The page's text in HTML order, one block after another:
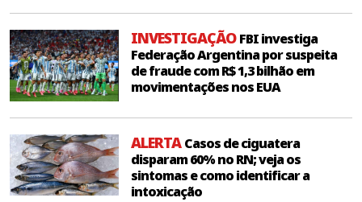
INVESTIGAÇÃOFBI investiga
Federação Argentina por suspeita
de fraude com R$ 1,3 bilhão em
movimentações nos EUA
ALERTACasos de ciguatera
disparam 60% no RN; veja os
sintomas e como identificar a
intoxicação